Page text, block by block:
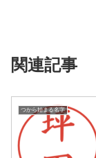
関連記事
つから始まる名字